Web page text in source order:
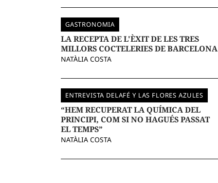
GASTRONOMIA
LA RECEPTA DE L'ÈXIT DE LES TRES
MILLORS COCTELERIES DE BARCELONA
NATÀLIA COSTA
ENTREVISTA DELAFÉ Y LAS FLORES AZULES
“HEM RECUPERAT LA QUÍMICA DEL
PRINCIPI, COM SI NO HAGUÉS PASSAT
EL TEMPS”
NATÀLIA COSTA